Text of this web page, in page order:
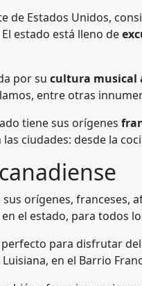
de Estados Unidos,
estado está lleno de
por sucultura musical
entre otras
tiene sus orígenes
ciudades: desde la
orígenes, franceses,
el estado, para todos
para disfrutar
en el Barrio